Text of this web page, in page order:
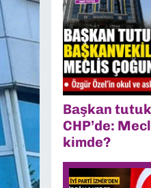
Başkan
CHP’de:
kimde?